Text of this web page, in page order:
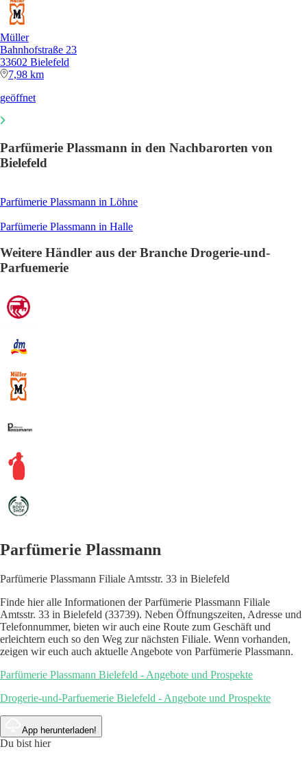
Müller
Bahnhofstraße 23
33602 Bielefeld
7,98 km
geöffnet
Parfümerie Plassmann in den Nachbarorten von
Bielefeld
Parfümerie Plassmann in Löhne
Parfümerie Plassmann in Halle
Weitere Händler aus der Branche Drogerie-und-
Parfuemerie
Parfümerie Plassmann
Parfümerie Plassmann Filiale Amtsstr. 33 in Bielefeld
Finde hier alle Informationen der Parfümerie Plassmann Filiale
Amtsstr. 33 in Bielefeld (33739). Neben Öffnungszeiten, Adresse und
Telefonnummer, bieten wir auch eine Route zum Geschäft und
erleichtern euch so den Weg zur nächsten Filiale. Wenn vorhanden,
zeigen wir euch auch aktuelle Angebote von Parfümerie Plassmann.
Parfümerie Plassmann Bielefeld - Angebote und Prospekte
Drogerie-und-Parfuemerie Bielefeld - Angebote und Prospekte
App herunterladen!
Du bist hier